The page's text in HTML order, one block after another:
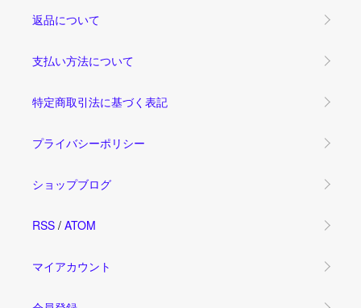
返品について
支払い方法について
特定商取引法に基づく表記
プライバシーポリシー
ショップブログ
RSS / ATOM
マイアカウント